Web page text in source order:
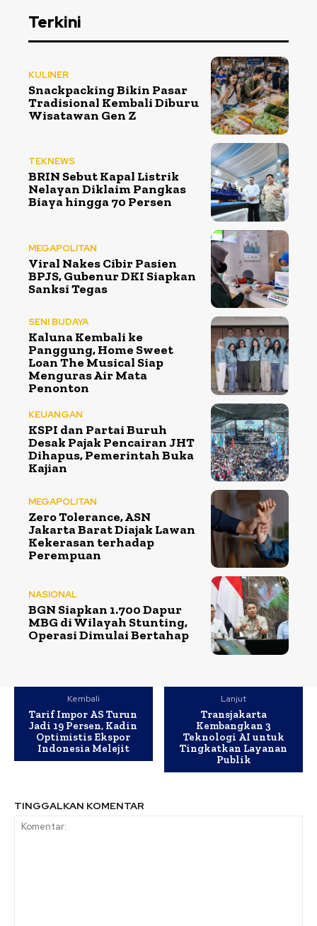
Terkini
KULINER
Snackpacking Bikin Pasar
Tradisional Kembali Diburu
Wisatawan Gen Z
TEKNEWS
BRIN Sebut Kapal Listrik
Nelayan Diklaim Pangkas
Biaya hingga 70 Persen
MEGAPOLITAN
Viral Nakes Cibir Pasien
BPJS, Gubenur DKI Siapkan
Sanksi Tegas
SENI BUDAYA
Kaluna Kembali ke
Panggung, Home Sweet
Loan The Musical Siap
Menguras Air Mata
Penonton
KEUANGAN
KSPI dan Partai Buruh
Desak Pajak Pencairan JHT
Dihapus, Pemerintah Buka
Kajian
MEGAPOLITAN
Zero Tolerance, ASN
Jakarta Barat Diajak Lawan
Kekerasan terhadap
Perempuan
NASIONAL
BGN Siapkan 1.700 Dapur
MBG di Wilayah Stunting,
Operasi Dimulai Bertahap
Kembali
Tarif Impor AS Turun
Jadi 19 Persen, Kadin
Optimistis Ekspor
Indonesia Melejit
Lanjut
Transjakarta
Kembangkan 3
Teknologi AI untuk
Tingkatkan Layanan
Publik
TINGGALKAN KOMENTAR